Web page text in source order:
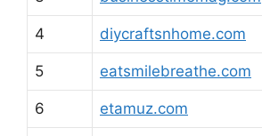
4 diycraftsnhome.com
5 eatsmilebreathe.com
6 etamuz.com